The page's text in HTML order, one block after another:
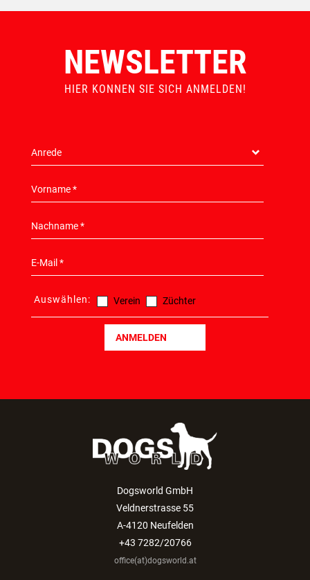
NEWSLETTER
HIER KONNEN SIE SICH ANMELDEN!
Auswählen: Verein Züchter
ANMELDEN
Dogsworld GmbH
Veldnerstrasse 55
A-4120 Neufelden
+43 7282/20766
office(at)dogsworld.at